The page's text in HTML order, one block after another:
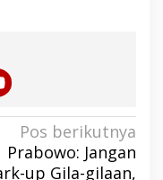
Pos berikutnya
Prabowo: Jangan
up Gila-gilaan,